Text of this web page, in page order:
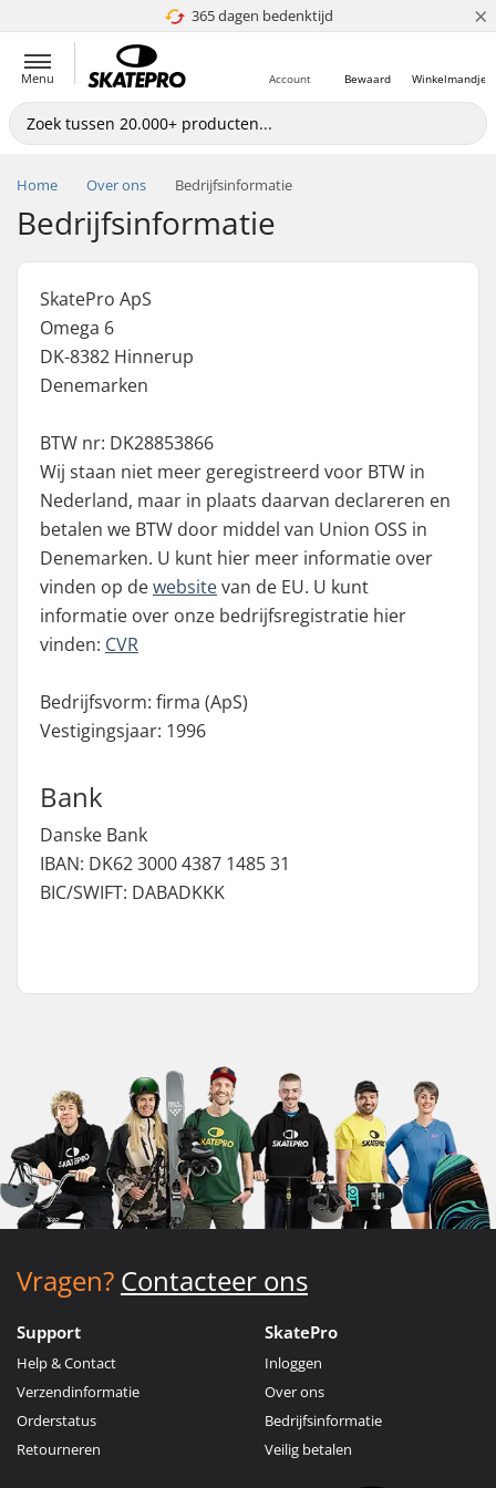
365 dagen bedenktijd
4.8 van 5 ×
Menu Winkelmandje
Bewaard
Account
Home Over ons Bedrijfsinformatie
Bedrijfsinformatie
SkatePro ApS
Omega 6
DK-8382 Hinnerup
Denemarken
BTW nr: DK28853866
Wij staan niet meer geregistreerd voor BTW in
Nederland, maar in plaats daarvan declareren en
betalen we BTW door middel van Union OSS in
Denemarken. U kunt hier meer informatie over
vinden op dewebsitevan de EU. U kunt
informatie over onze bedrijfsregistratie hier
vinden: CVR
Bedrijfsvorm: firma (ApS)
Vestigingsjaar: 1996
Bank
Danske Bank
IBAN: DK62 3000 4387 1485 31
BIC/SWIFT: DABADKKK
Vragen? Contacteer ons
Support
Help & Contact
Verzendinformatie
Orderstatus
Retourneren
SkatePro
Inloggen
Over ons
Bedrijfsinformatie
Veilig betalen